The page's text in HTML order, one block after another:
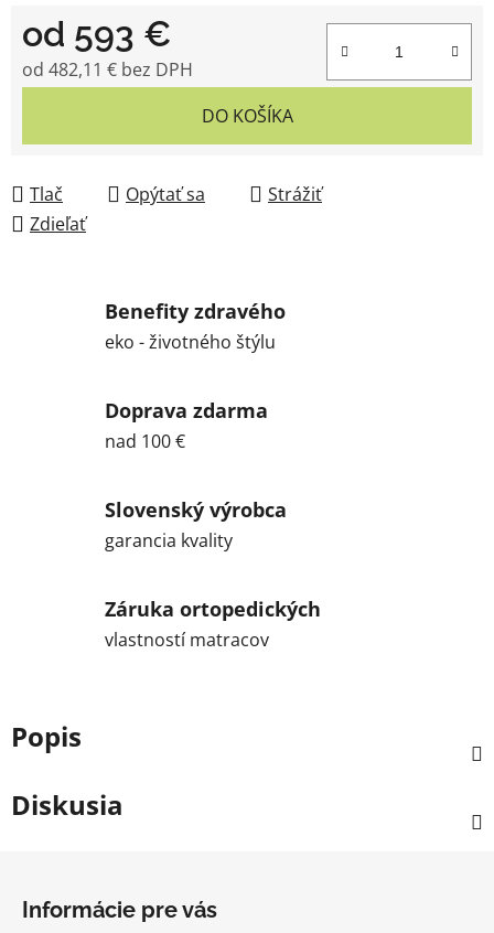
od 593 €
od 482,11 € bez DPH
DO KOŠÍKA
Tlač Opýtať sa
Strážiť
Zdieľať
Benefity zdravého
eko - životného štýlu
Doprava zdarma
nad 100 €
Slovenský výrobca
garancia kvality
Záruka ortopedických
vlastností matracov
Popis
Diskusia
Informácie pre vás